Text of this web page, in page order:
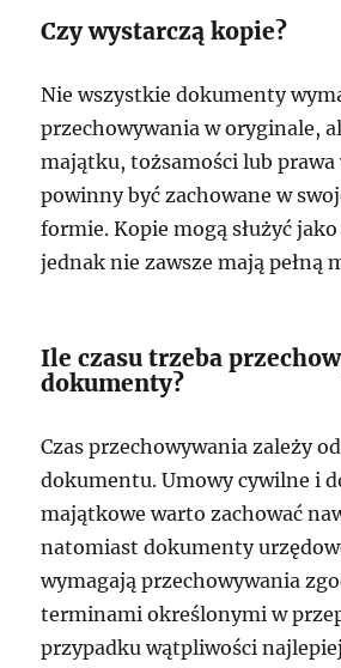
Czy wystarczą kopie?
Nie wszystkie dokumenty
przechowywania w oryginale,
majątku, tożsamości lub prawa
powinny być zachowane w
formie. Kopie mogą służyć
jednak nie zawsze mają pełną
Ile czasu trzeba
dokumenty?
Czas przechowywania zależy
dokumentu. Umowy cywilne i
majątkowe warto zachować
natomiast dokumenty
wymagają przechowywania
terminami określonymi w
przypadku wątpliwości